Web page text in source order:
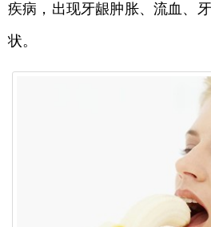
疾病，出现牙龈肿胀、流血、
状。